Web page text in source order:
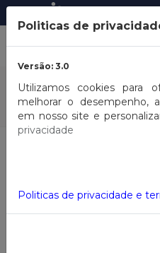
Filtros
Politicas de
Versão: 3.0
Utilizamos cookies para
melhorar o desempenho,
em nosso site e
privacidade
Politicas de privacidade e